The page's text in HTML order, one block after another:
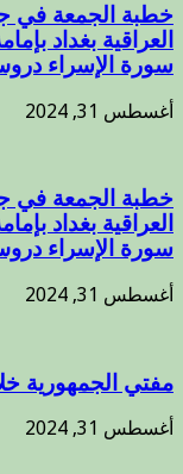
خطبة الجمعة في
العراقية بغداد
سورة الإسراء
أغسطس 31, 2024
خطبة الجمعة في
العراقية بغداد
سورة الإسراء
أغسطس 31, 2024
مفتي الجمهورية
أغسطس 31, 2024